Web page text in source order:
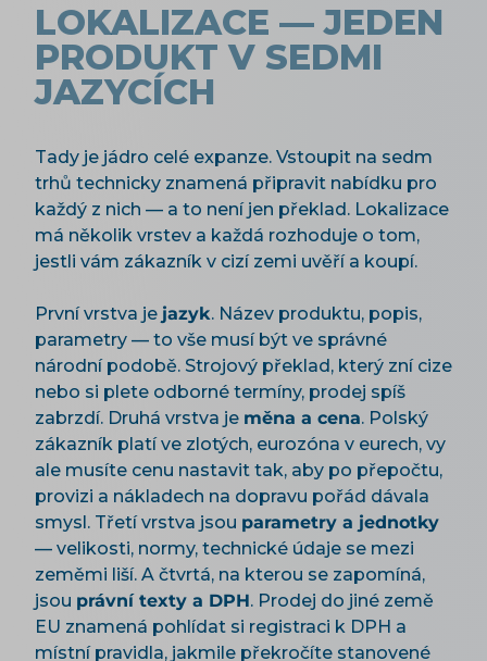
LOKALIZACE — JEDEN
PRODUKT V SEDMI
JAZYCÍCH
Tady je jádro celé expanze. Vstoupit na sedm
trhů technicky znamená připravit nabídku pro
každý z nich — a to není jen překlad. Lokalizace
má několik vrstev a každá rozhoduje o tom,
jestli vám zákazník v cizí zemi uvěří a koupí.
První vrstva je jazyk. Název produktu, popis,
parametry — to vše musí být ve správné
národní podobě. Strojový překlad, který zní cize
nebo si plete odborné termíny, prodej spíš
zabrzdí. Druhá vrstva je měna a cena. Polský
zákazník platí ve zlotých, eurozóna v eurech, vy
ale musíte cenu nastavit tak, aby po přepočtu,
provizi a nákladech na dopravu pořád dávala
smysl. Třetí vrstva jsou parametry a jednotky
— velikosti, normy, technické údaje se mezi
zeměmi liší. A čtvrtá, na kterou se zapomíná,
jsou právní texty a DPH. Prodej do jiné země
EU znamená pohlídat si registraci k DPH a
místní pravidla, jakmile překročíte stanovené